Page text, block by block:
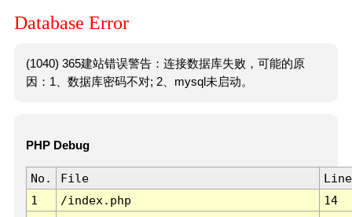
Database Error
(1040) 365建站错误警告：连接数据库失败，可能的原
因：1、数据库密码不对; 2、mysql未启动。
PHP Debug
No. File
Line
1
/index.php 14